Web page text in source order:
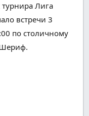
Лига
встречи 3
постоличному